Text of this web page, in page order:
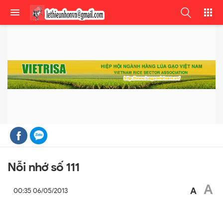
Nỗi nhớ số 111
00:35 06/05/2013 A A